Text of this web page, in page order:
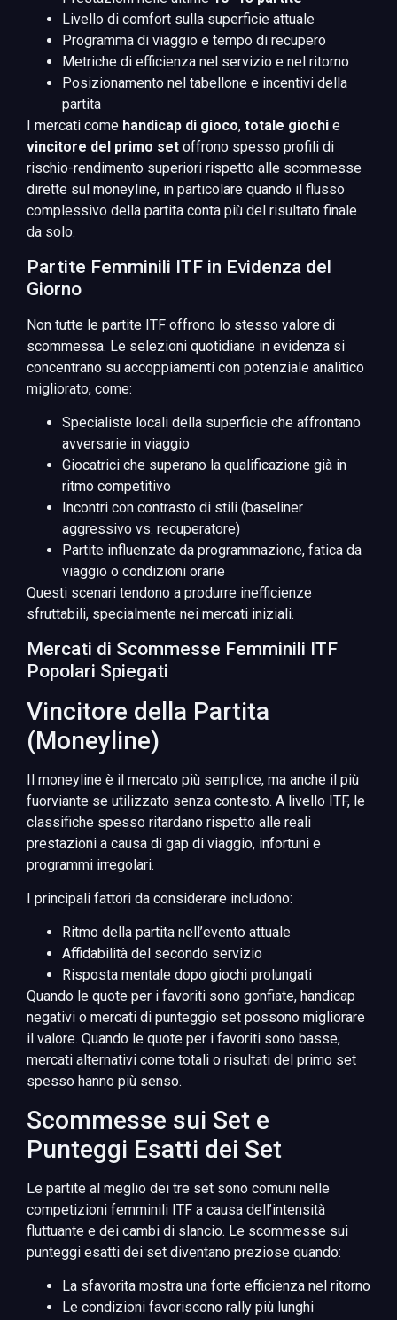
Livello di comfort sulla superficie attuale
Programma di viaggio e tempo di recupero
Metriche di efficienza nel servizio e nel ritorno
Posizionamento nel tabellone e incentivi della
partita
I mercati come handicap di gioco, totale giochi e
vincitore del primo set offrono spesso profili di
rischio-rendimento superiori rispetto alle scommesse
dirette sul moneyline, in particolare quando il flusso
complessivo della partita conta più del risultato finale
da solo.
Partite Femminili ITF in Evidenza del
Giorno
Non tutte le partite ITF offrono lo stesso valore di
scommessa. Le selezioni quotidiane in evidenza si
concentrano su accoppiamenti con potenziale analitico
migliorato, come:
Specialiste locali della superficie che affrontano
avversarie in viaggio
Giocatrici che superano la qualificazione già in
ritmo competitivo
Incontri con contrasto di stili (baseliner
aggressivo vs. recuperatore)
Partite influenzate da programmazione, fatica da
viaggio o condizioni orarie
Questi scenari tendono a produrre inefficienze
sfruttabili, specialmente nei mercati iniziali.
Mercati di Scommesse Femminili ITF
Popolari Spiegati
Vincitore della Partita
(Moneyline)
Il moneyline è il mercato più semplice, ma anche il più
fuorviante se utilizzato senza contesto. A livello ITF, le
classifiche spesso ritardano rispetto alle reali
prestazioni a causa di gap di viaggio, infortuni e
programmi irregolari.
I principali fattori da considerare includono:
Ritmo della partita nell’evento attuale
Affidabilità del secondo servizio
Risposta mentale dopo giochi prolungati
Quando le quote per i favoriti sono gonfiate, handicap
negativi o mercati di punteggio set possono migliorare
il valore. Quando le quote per i favoriti sono basse,
mercati alternativi come totali o risultati del primo set
spesso hanno più senso.
Scommesse sui Set e
Punteggi Esatti dei Set
Le partite al meglio dei tre set sono comuni nelle
competizioni femminili ITF a causa dell’intensità
fluttuante e dei cambi di slancio. Le scommesse sui
punteggi esatti dei set diventano preziose quando:
La sfavorita mostra una forte efficienza nel ritorno
Le condizioni favoriscono rally più lunghi